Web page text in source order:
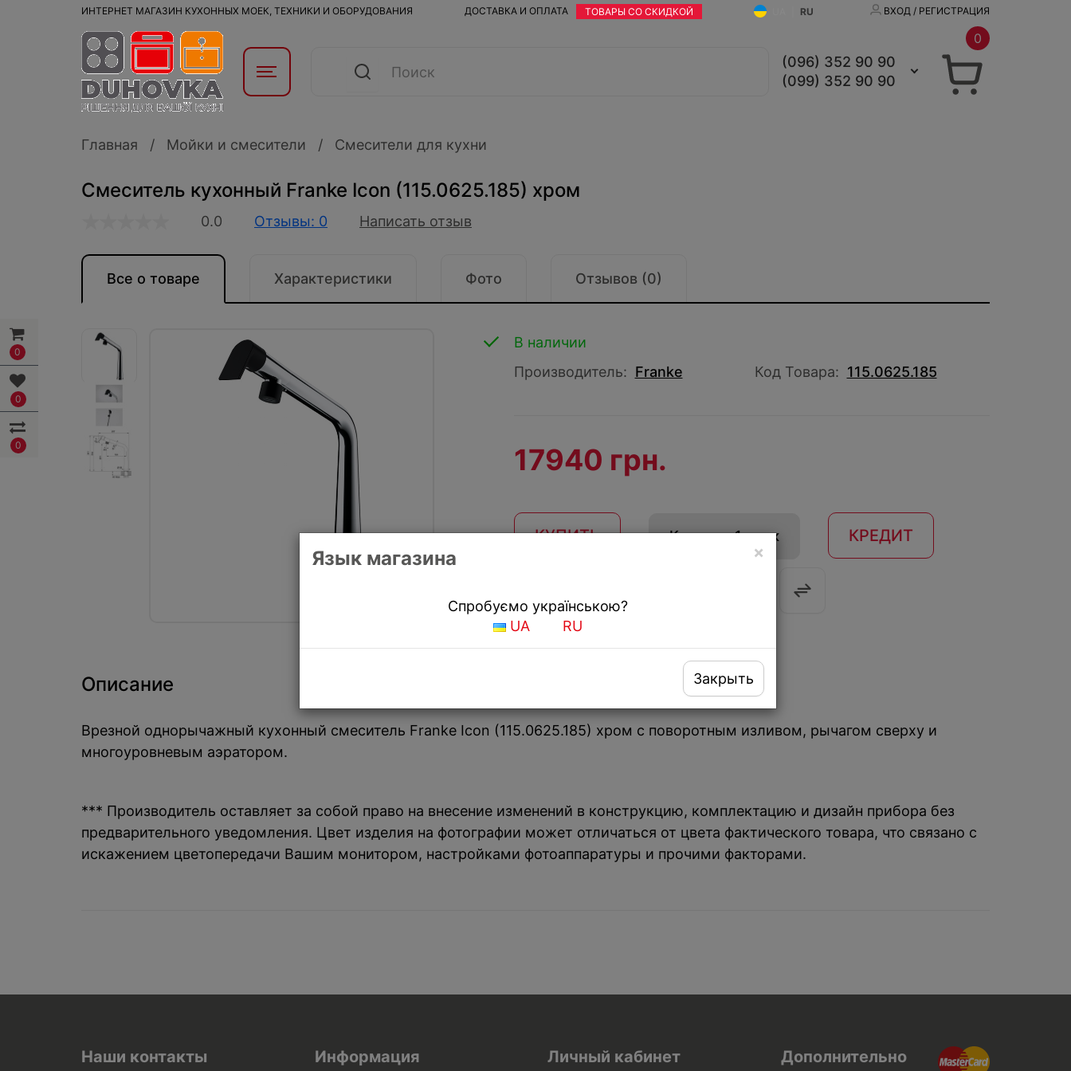
0
0
0
ИНТЕРНЕТ МАГАЗИН КУХОННЫХ МОЕК, ТЕХНИКИ И ОБОРУДОВАНИЯ ДОСТАВКА И ОПЛАТА ТОВАРЫ СО СКИДКОЙ RU ВХОД / РЕГИСТРАЦИЯ
(096) 352 90 90
(099) 352 90 90
0
Главная Мойки и смесители Смесители для кухни
Смеситель кухонный Franke Icon (115.0625.185) хром
0.0 Отзывы: 0 Написать отзыв
Все о товаре Характеристики Фото Отзывов (0)
×
Язык магазина
Спробуємо українською?
UA
RU
Закрыть
В наличии
Производитель: Franke Код Товара: 115.0625.185
17940 грн.
КУПИТЬ Купить в 1 клик КРЕДИТ
Описание
Врезной однорычажный кухонный смеситель Franke Icon (115.0625.185) хром с поворотным изливом, рычагом сверху и
многоуровневым аэратором.
*** Производитель оставляет за собой право на внесение изменений в конструкцию, комплектацию и дизайн прибора без
предварительного уведомления. Цвет изделия на фотографии может отличаться от цвета фактического товара, что связано с
искажением цветопередачи Вашим монитором, настройками фотоаппаратуры и прочими факторами.
Наши контакты Информация Личный кабинет Дополнительно